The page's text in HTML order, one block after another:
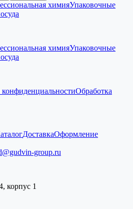
химияУпаковочные
химияУпаковочные
Обработка
ДоставкаОформление
group.ru
корпус 1